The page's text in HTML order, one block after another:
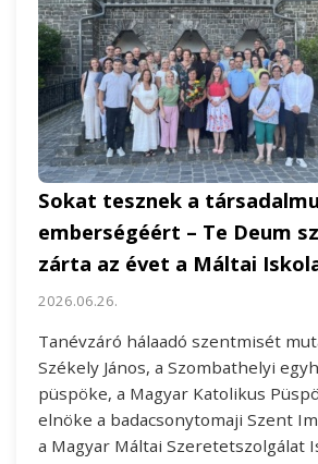
Sokat tesznek a
emberségéért – Te Deum
zárta az évet a Máltai
2026.06.26.
Tanévzáró hálaadó szentmisét
Székely János, a Szombathelyi
püspöke, a Magyar Katolikus
elnöke a badacsonytomaji Szent
a Magyar Máltai Szeretetszolgálat